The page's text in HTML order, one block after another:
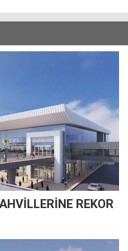
REKOR